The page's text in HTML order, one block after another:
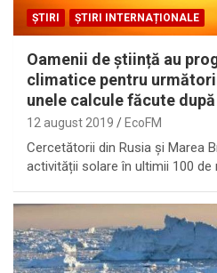
ȘTIRI ȘTIRI INTERNAȚIONALE
Oamenii de știință au
climatice pentru
unele calcule făcute
12 august 2019 EcoFM
Cercetătorii din Rusia și Marea
activității solare în ultimii 100 de